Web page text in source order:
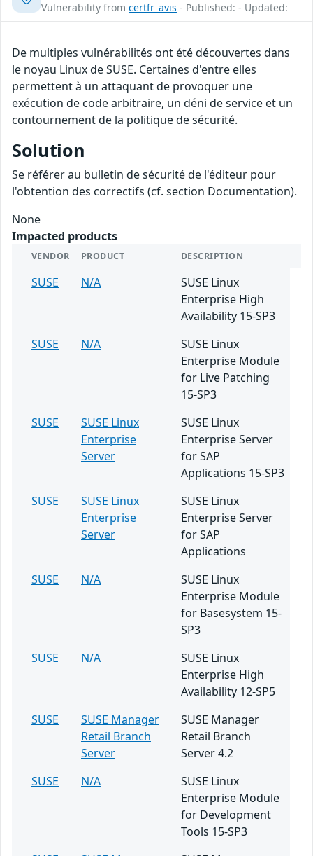
Vulnerability from certfr_avis - Published: - Updated:
De multiples vulnérabilités ont été découvertes dans
le noyau Linux de SUSE. Certaines d'entre elles
permettent à un attaquant de provoquer une
exécution de code arbitraire, un déni de service et un
contournement de la politique de sécurité.
Solution
Se référer au bulletin de sécurité de l'éditeur pour
l'obtention des correctifs (cf. section Documentation).
None
Impacted products
VENDOR PRODUCT DESCRIPTION
SUSE N/A
SUSE Linux
Enterprise High
Availability 15-SP3
SUSE
N/A
SUSE Linux
Enterprise Module
for Live Patching
15-SP3
SUSE
SUSE Linux
Enterprise
Server
SUSE Linux
Enterprise Server
for SAP
Applications 15-SP3
SUSE
SUSE Linux
Enterprise
Server
SUSE Linux
Enterprise Server
for SAP
Applications
SUSE
N/A
SUSE Linux
Enterprise Module
for Basesystem 15-
SP3
SUSE
N/A
SUSE Linux
Enterprise High
Availability 12-SP5
SUSE
SUSE Manager
Retail Branch
Server
SUSE Manager
Retail Branch
Server 4.2
SUSE
N/A
SUSE Linux
Enterprise Module
for Development
Tools 15-SP3